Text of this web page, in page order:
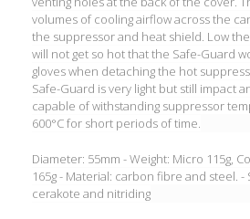
volumes of cooling airflow across the
the suppressor and heat shield. Low
will not get so hot that the Safe-Guard
gloves when detaching the hot
Safe-Guard is very light but still impact
capable of withstanding suppressor
600°C for short periods of time.
Diameter: 55mm -Weight: Micro 115g,
165g - Material: carbon fibre and steel. -
cerakote and nitriding